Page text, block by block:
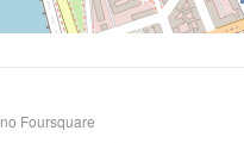
no Foursquare